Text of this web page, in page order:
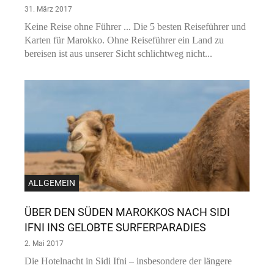
31. März 2017
Keine Reise ohne Führer ... Die 5 besten Reiseführer und
Karten für Marokko. Ohne Reiseführer ein Land zu
bereisen ist aus unserer Sicht schlichtweg nicht...
ALLGEMEIN
ÜBER DEN SÜDEN MAROKKOS NACH SIDI
IFNI INS GELOBTE SURFERPARADIES
2. Mai 2017
Die Hotelnacht in Sidi Ifni – insbesondere der längere